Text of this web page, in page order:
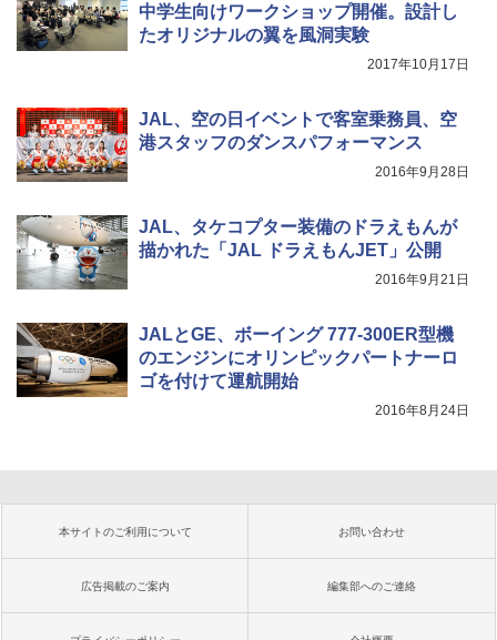
中学生向けワークショップ開催。設計し
たオリジナルの翼を風洞実験
2017年10月17日
JAL、空の日イベントで客室乗務員、空
港スタッフのダンスパフォーマンス
2016年9月28日
JAL、タケコプター装備のドラえもんが
描かれた「JAL ドラえもんJET」公開
2016年9月21日
JALとGE、ボーイング 777-300ER型機
のエンジンにオリンピックパートナーロ
ゴを付けて運航開始
2016年8月24日
本サイトのご利用について お問い合わせ
広告掲載のご案内 編集部へのご連絡